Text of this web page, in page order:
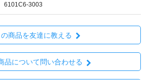
6101C6-3003
の商品を友達に教える
品について問い合わせる